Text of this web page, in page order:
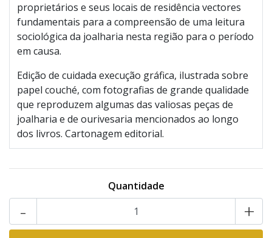
proprietários e seus locais de residência vectores
fundamentais para a compreensão de uma leitura
sociológica da joalharia nesta região para o período
em causa.
Edição de cuidada execução gráfica, ilustrada sobre
papel couché, com fotografias de grande qualidade
que reproduzem algumas das valiosas peças de
joalharia e de ourivesaria mencionados ao longo
dos livros. Cartonagem editorial.
Quantidade
+
-